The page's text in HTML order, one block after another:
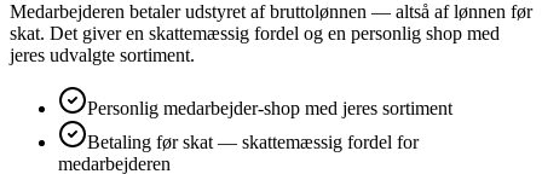
Medarbejderen betaler udstyret af bruttolønnen — altså af lønnen før
skat. Det giver en skattemæssig fordel og en personlig shop med
jeres udvalgte sortiment.
Personlig medarbejder-shop med jeres sortiment
Betaling før skat — skattemæssig fordel for
medarbejderen